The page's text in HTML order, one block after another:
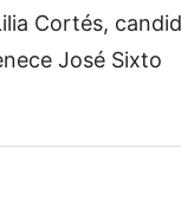
Cortés,
José Sixto